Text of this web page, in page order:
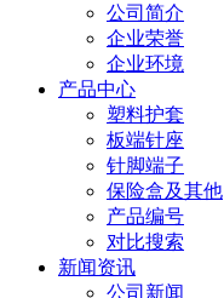
公司简介
企业荣誉
企业环境
产品中心
塑料护套
板端针座
针脚端子
保险盒及其他
产品编号
对比搜索
新闻资讯
公司新闻